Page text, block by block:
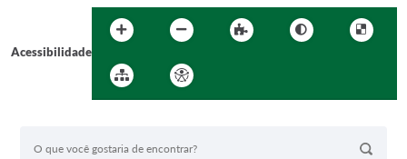
Acessibilidade